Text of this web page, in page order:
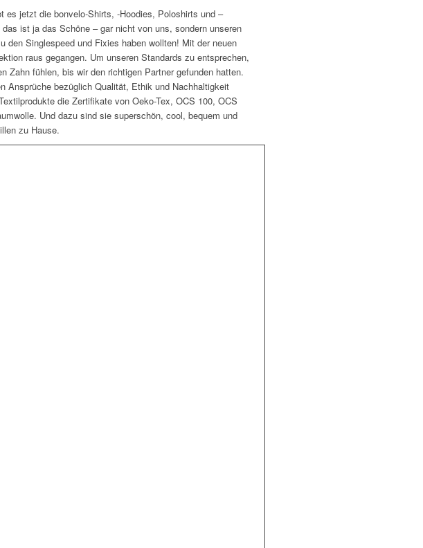
es jetzt die bonvelo-Shirts, -Hoodies, Poloshirts und –
ist ja das Schöne – gar nicht von uns, sondern unseren
den Singlespeed und Fixies haben wollten! Mit der neuen
raus gegangen. Um unseren Standards zu entsprechen,
Zahn fühlen, bis wir den richtigen Partner gefunden hatten.
Ansprüche bezüglich Qualität, Ethik und Nachhaltigkeit
die Zertifikate von Oeko-Tex, OCS 100, OCS
Und dazu sind sie superschön, cool, bequem und
zu Hause.